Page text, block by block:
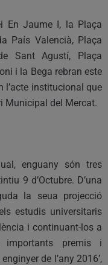
En Jaume I, la Plaça
País Valencià, Plaça
Sant Agustí, Plaça
i la Bega rebran este
l’acte institucional que
Municipal del Mercat.
enguany són tres
9 d’Octubre. D’una
la seua projecció
estudis universitaris
i continuant-los a
importants premis i
de l’any 2016’,